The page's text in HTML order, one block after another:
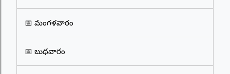
📅 మంగళవారం
📅 బుధవారం